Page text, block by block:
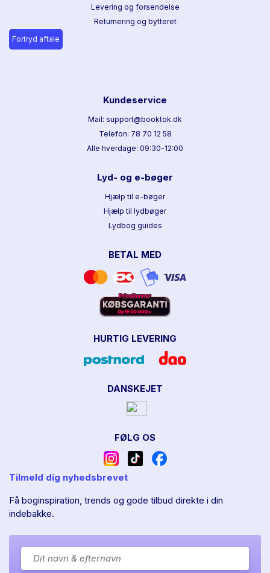
Levering og forsendelse
Returnering og bytteret
Fortryd aftale
Kundeservice
Mail: support@booktok.dk
Telefon: 78 70 12 58
Alle hverdage: 09:30-12:00
Lyd- og e-bøger
Hjælp til e-bøger
Hjælp til lydbøger
Lydbog guides
BETAL MED
HURTIG LEVERING
DANSKEJET
FØLG OS
Tilmeld dig nyhedsbrevet
Få boginspiration, trends og gode tilbud direkte i din
indebakke.